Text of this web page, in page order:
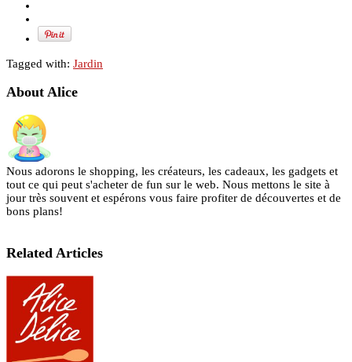
Tagged with: Jardin
About Alice
Nous adorons le shopping, les créateurs, les cadeaux, les gadgets et
tout ce qui peut s'acheter de fun sur le web. Nous mettons le site à
jour très souvent et espérons vous faire profiter de découvertes et de
bons plans!
Related Articles